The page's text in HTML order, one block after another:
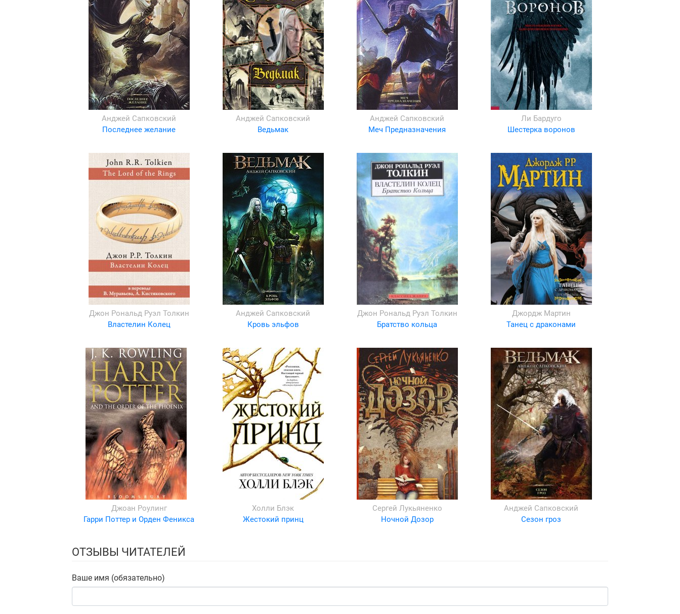
Анджей Сапковский
Последнее желание
Анджей Сапковский
Ведьмак
Анджей Сапковский
Меч Предназначения
Ли Бардуго
Шестерка воронов
Джон Рональд Руэл Толкин
Властелин Колец
Анджей Сапковский
Кровь эльфов
Джон Рональд Руэл Толкин
Братство кольца
Джордж Мартин
Танец с драконами
Джоан Роулинг
Гарри Поттер и Орден Феникса
Холли Блэк
Жестокий принц
Сергей Лукьяненко
Ночной Дозор
Анджей Сапковский
Сезон гроз
ОТЗЫВЫ ЧИТАТЕЛЕЙ
Ваше имя (обязательно)